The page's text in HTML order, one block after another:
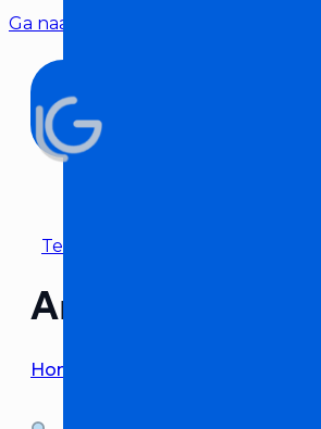
Ga naar hoofdinhoud
Terug naar overzicht
Analoog
Home Analoog